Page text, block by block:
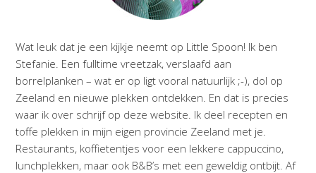
Wat leuk dat je een kijkje neemt op Little Spoon! Ik ben
Stefanie. Een fulltime vreetzak, verslaafd aan
borrelplanken – wat er op ligt vooral natuurlijk ;-), dol op
Zeeland en nieuwe plekken ontdekken. En dat is precies
waar ik over schrijf op deze website. Ik deel recepten en
toffe plekken in mijn eigen provincie Zeeland met je.
Restaurants, koffietentjes voor een lekkere cappuccino,
lunchplekken, maar ook B&B’s met een geweldig ontbijt. Af